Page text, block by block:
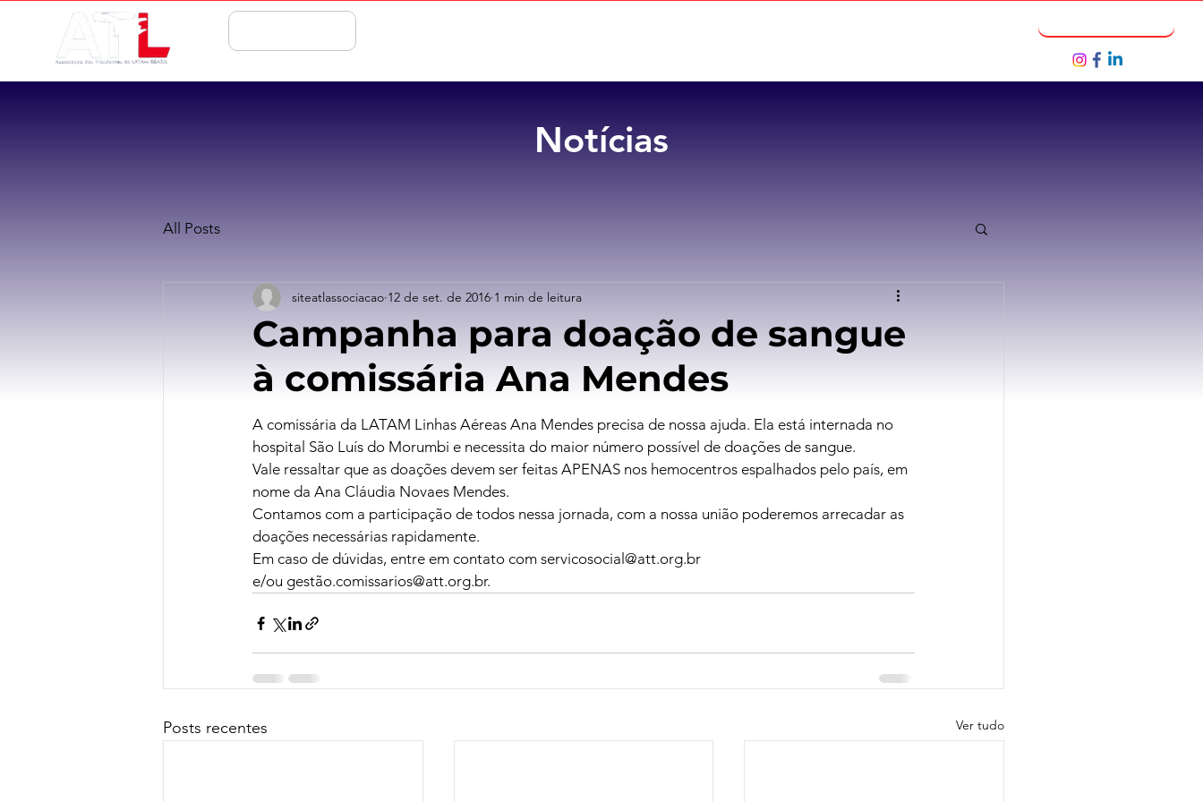
Notícias
All Posts
Campanha para doação de sangue
à comissária Ana Mendes
siteatlassociacao 12 de set. de 2016 1 min de leitura
A comissária da LATAM Linhas Aéreas Ana Mendes precisa de nossa ajuda. Ela está internada no
hospital São Luís do Morumbi e necessita do maior número possível de doações de sangue.
Vale ressaltar que as doações devem ser feitas APENAS nos hemocentros espalhados pelo país, em
nome da Ana Cláudia Novaes Mendes.
Contamos com a participação de todos nessa jornada, com a nossa união poderemos arrecadar as
doações necessárias rapidamente.
Em caso de dúvidas, entre em contato com servicosocial@att.org.br
e/ou gestão.comissarios@att.org.br.
Posts recentes Ver tudo